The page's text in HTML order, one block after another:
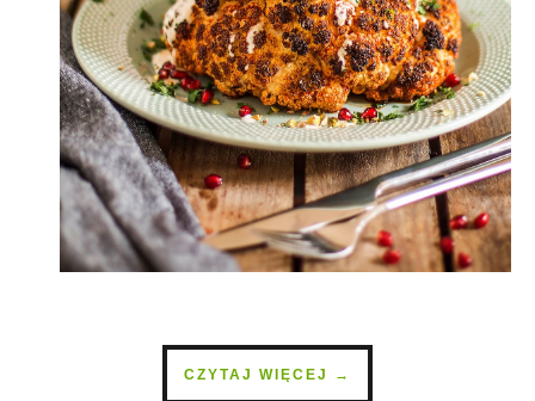
CZYTAJ WIĘCEJ →